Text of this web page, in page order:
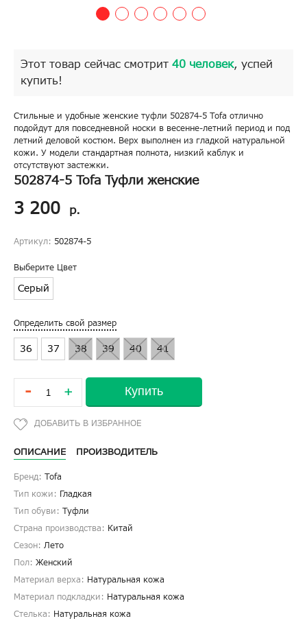
Этот товар сейчас смотрит 40 человек, успей
купить!
Стильные и удобные женские туфли 502874-5 Tofa отлично
подойдут для повседневной носки в весенне-летний период и под
летний деловой костюм. Верх выполнен из гладкой натуральной
кожи. У модели стандартная полнота, низкий каблук и
отсутствуют застежки.
502874-5 Tofa Туфли женские
3 200 р.
Артикул: 502874-5
Выберите Цвет
Серый
Определить свой размер
36 37 38 39 40 41
- + Купить
ОПИСАНИЕ ПРОИЗВОДИТЕЛЬ
Бренд: Tofa
Тип кожи: Гладкая
Тип обуви: Туфли
Страна производства: Китай
Сезон: Лето
Пол: Женский
Материал верха: Натуральная кожа
Материал подкладки: Натуральная кожа
Стелька: Натуральная кожа